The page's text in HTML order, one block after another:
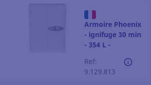
Armoire Phoenix
- ignifuge 30 min
- 354 L -
Ref:
9.129.813